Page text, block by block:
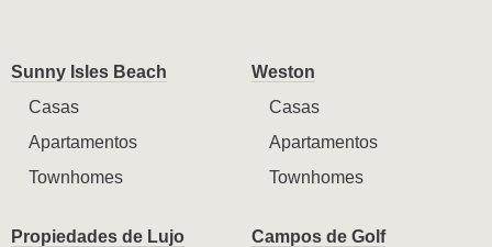
Sunny Isles Beach
Casas
Apartamentos
Townhomes
Weston
Casas
Apartamentos
Townhomes
Propiedades de Lujo
Campos de Golf